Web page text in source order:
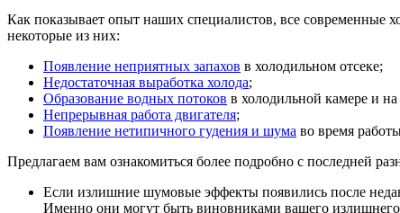
Как показывает опыт наших специалистов, все современные
некоторые из них:
Появление неприятных запахов в холодильном отсеке;
Недостаточная выработка холода;
Образование водных потоков в холодильной камере и на
Непрерывная работа двигателя;
Появление нетипичного гудения и шума во время
Предлагаем вам ознакомиться более подробно с последней
Если излишние шумовые эффекты появились после
Именно они могут быть виновниками вашего излишнего